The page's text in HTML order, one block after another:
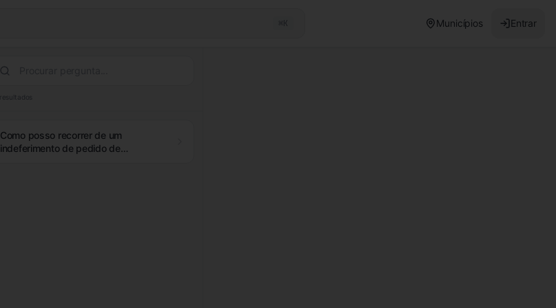
⌘K Municípios Entrar
resultados
Como posso recorrer de um
indeferimento de pedido de